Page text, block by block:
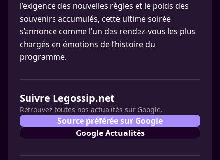
l’exigence des nouvelles règles et le poids des
souvenirs accumulés, cette ultime soirée
s’annonce comme l’un des rendez-vous les plus
chargés en émotions de l’histoire du
programme.
Suivre Legossip.net
Retrouvez toutes nos actualités sur Google.
Source préférée sur Google
Google Actualités